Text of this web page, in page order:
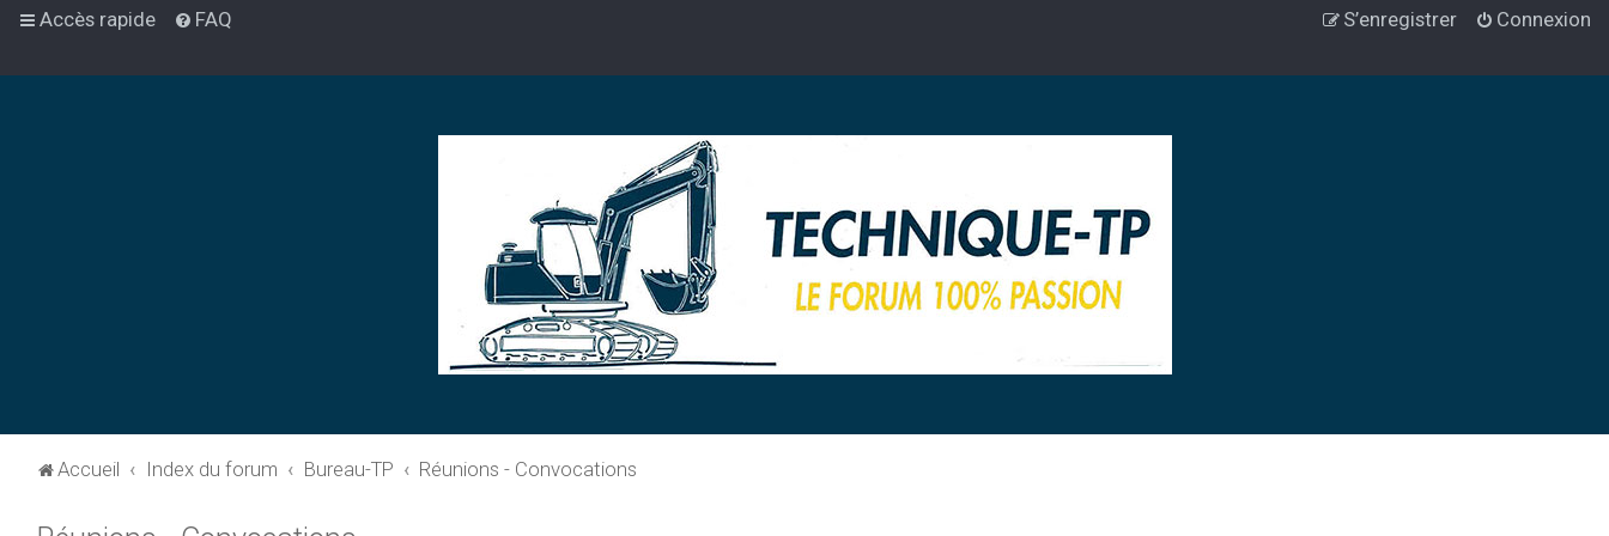
Accès rapide FAQ Connexion
S’enregistrer
Accueil Index du forum Bureau-TP Réunions - Convocations